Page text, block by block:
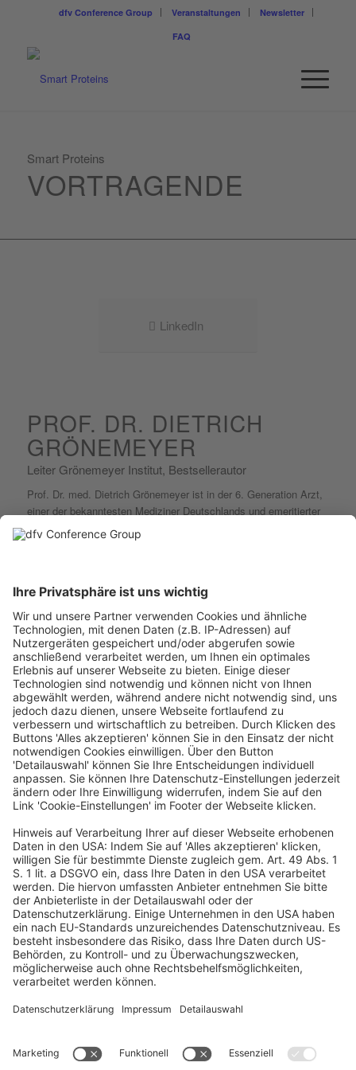
dfv Conference Group Veranstaltungen
Newsletter
FAQ
Smart Proteins
VORTRAGENDE
LinkedIn
PROF. DR. DIETRICH
GRÖNEMEYER
Leiter Grönemeyer Institut, Bestsellerautor
Prof. Dr. med. Dietrich Grönemeyer ist in der 6. Generation Arzt,
einer der bekanntesten Mediziner Deutschlands und emeritierter
Lehrstuhlinhaber für Radiologie und Mikrotherapie der Universität
Witten/Herdecke. Seit Jahrzehnten setzt er sich für medizinische
zentralen Heilmethoden unterschiedlicher Kulturen
zusammenführt und in Natur- und Schulmedizin integriert. So
gründete er bereits vor mehr als 40 Jahren eine Ambulanz für
Chinesische Medizin und Naturheilkunde, wo frühzeitig auch
Akupunktur zum Einsatz kam. 1997 folgte das Grönemeyer
Institut für Mikrotherapie in Bochum, dann in Berlin und weiteren
Städten. Grönemeyer ist nicht nur ein herausragender Arzt und
Wissenschaftler, sondern auch Autor zahlreicher Bestseller. So
entwickelte er in einem seiner aktuellen Bücher die „Grönemeyer-
Formel für gesundes Essen“. Aus gutem Grund: Denn das
Thema Ernährung spielt für ihn im Rahmen von Prävention,
Heilung und Wohlbefinden eine zentrale Rolle, „das leider noch
immer nicht den Weg in die Mitte der Gesellschaft gefunden hat“,
so Grönemeyer. Das will er ändern. Mit seinen Büchern, die in
rund 20 Sprachen übersetzt wurden, und vielen anderen
Aktivitäten und Aufklärungskampagnen wie etwa zum gesunden
Essen.
Ein Business-Event von